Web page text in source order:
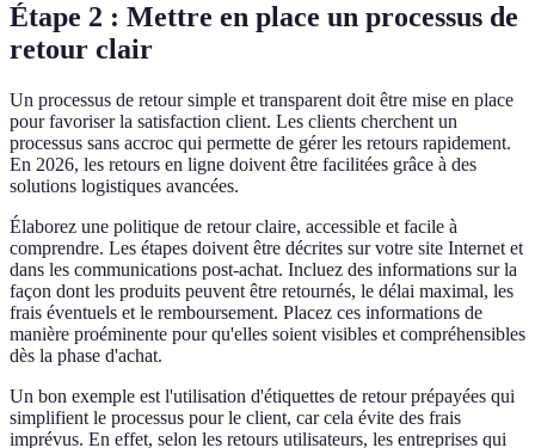
Étape 2 : Mettre en place un processus de
retour clair
Un processus de retour simple et transparent doit être mise en place
pour favoriser la satisfaction client. Les clients cherchent un
processus sans accroc qui permette de gérer les retours rapidement.
En 2026, les retours en ligne doivent être facilitées grâce à des
solutions logistiques avancées.
Élaborez une politique de retour claire, accessible et facile à
comprendre. Les étapes doivent être décrites sur votre site Internet et
dans les communications post-achat. Incluez des informations sur la
façon dont les produits peuvent être retournés, le délai maximal, les
frais éventuels et le remboursement. Placez ces informations de
manière proéminente pour qu'elles soient visibles et compréhensibles
dès la phase d'achat.
Un bon exemple est l'utilisation d'étiquettes de retour prépayées qui
simplifient le processus pour le client, car cela évite des frais
imprévus. En effet, selon les retours utilisateurs, les entreprises qui